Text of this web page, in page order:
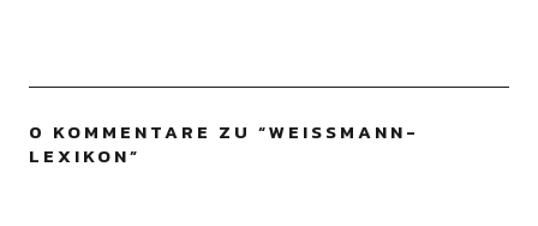
0 KOMMENTARE ZU “WEISSMANN-
LEXIKON”